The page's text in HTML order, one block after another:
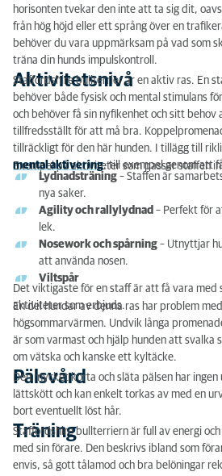
horisonten tvekar den inte att ta sig dit,
från hög höjd eller ett språng över en
behöver du vara uppmärksam på vad som
träna din hunds impulskontroll.
Aktivitetsnivå
Staffordshire bullterrier är en aktiv ras. En
behöver både fysisk och mental stimulans
och behöver få sin nyfikenhet och sitt
tillfredsställt för att må bra.
tillräckligt för den här hunden. I tillägg till
mental aktivering, till exempel genom att
Exempel på aktiviteter som passar staffen
Lydnadsträning – Staffen är
nya saker.
Agility och rallylydnad – Perfekt för
lek.
Nosework och spårning – Utnyttjar
att använda nosen.
Viltspår
Det viktigaste för en staff är att få vara med
aktiviteter som erbjuds.
En del hundar av denna ras har problem
högsommarvärmen. Undvik långa
är som varmast och hjälp hunden att svalka
om vätska och kanske ett kyltäcke.
Pälsvård
Den mycket korta och släta pälsen har ingen
lättskött och kan enkelt torkas av med en
bort eventuellt löst hår.
Träning
Staffordshire bullterriern är full av energi
med sin förare. Den beskrivs ibland som
envis, så gott tålamod och bra belöningar